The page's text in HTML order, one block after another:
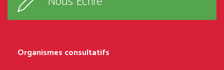
NDOMO BP :1154
type
Organismes consultatifs